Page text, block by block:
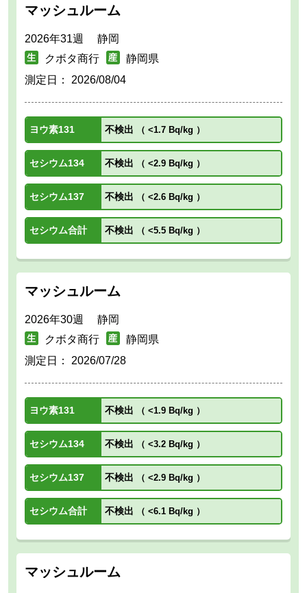
マッシュルーム
2026年31週 静岡
クボタ商行
静岡県
測定日： 2026/08/04
ヨウ素131 不検出 （ <1.7 Bq/kg ）
セシウム134 不検出 （ <2.9 Bq/kg ）
セシウム137 不検出 （ <2.6 Bq/kg ）
セシウム合計 不検出 （ <5.5 Bq/kg ）
マッシュルーム
2026年30週 静岡
クボタ商行
静岡県
測定日： 2026/07/28
ヨウ素131 不検出 （ <1.9 Bq/kg ）
セシウム134 不検出 （ <3.2 Bq/kg ）
セシウム137 不検出 （ <2.9 Bq/kg ）
セシウム合計 不検出 （ <6.1 Bq/kg ）
マッシュルーム